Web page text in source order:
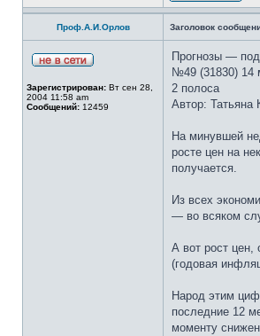
Проф.А.И.Орлов Заголовок
Зарегистрирован: Вт сен 28,
2004 11:58 am
Сообщений: 12459
Прогнозы — под
№49 (31830) 14
2 полоса
Автор:
На минувшей
росте цен на
получается.
Из всех
— во всяком
А вот рост цен,
(годовая
Народ этим
последние 12
моменту